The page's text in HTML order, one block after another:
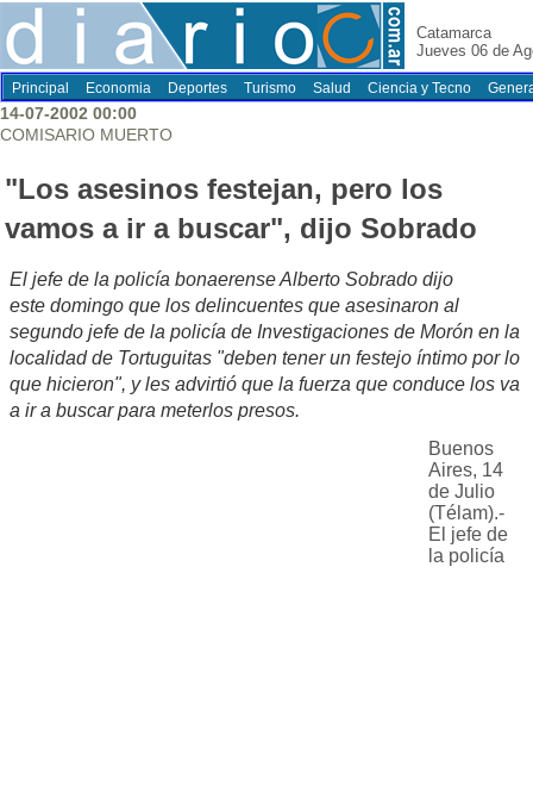
Catamarca
Jueves 06 de
Principal Economia Deportes Turismo Salud Ciencia y Tecno
14-07-2002 00:00
COMISARIO MUERTO
"Los asesinos festejan, pero los
vamos a ir a buscar", dijo Sobrado
El jefe de la policía bonaerense Alberto Sobrado dijo
este domingo que los delincuentes que asesinaron al
segundo jefe de la policía de Investigaciones de Morón en la
localidad de Tortuguitas "deben tener un festejo íntimo por lo
que hicieron", y les advirtió que la fuerza que conduce los va
a ir a buscar para meterlos presos.
Buenos
Aires, 14
de Julio
(Télam).-
El jefe de
la policía